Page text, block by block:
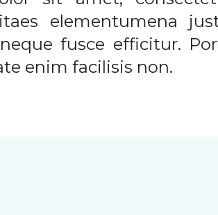
elementumena
fusce efficitur.
enim facilisis non.